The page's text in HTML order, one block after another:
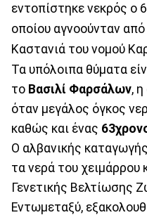
εντοπίστηκε νεκρός ο
οποίου αγνοούνταν
Καστανιά του νομού
Τα υπόλοιπα θύματα
το Βασιλί Φαρσάλων,
όταν μεγάλος όγκος
καθώς και ένας
Ο αλβανικής
τα νερά του χειμάρρου
Γενετικής Βελτίωσης
Εντωμεταξύ,